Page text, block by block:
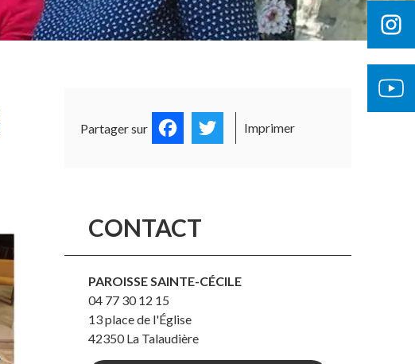
ÉGLISE
Partager sur FacebookTwitter
Imprimer
CONTACT
PAROISSE SAINTE-CÉCILE
04 77 30 12 15
13 place de l'Église
42350 La Talaudière